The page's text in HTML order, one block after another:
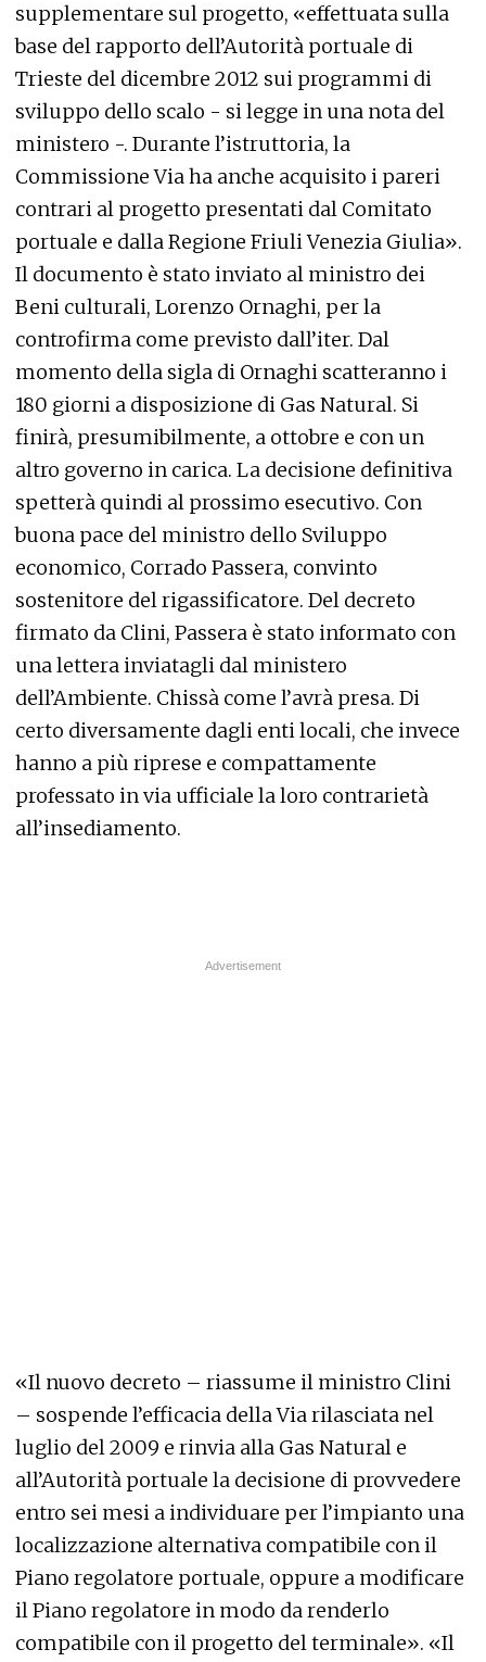
supplementare sul progetto, «effettuata sulla
base del rapporto dell’Autorità portuale di
Trieste del dicembre 2012 sui programmi di
sviluppo dello scalo - si legge in una nota del
ministero -. Durante l’istruttoria, la
Commissione Via ha anche acquisito i pareri
contrari al progetto presentati dal Comitato
portuale e dalla Regione Friuli Venezia Giulia».
Il documento è stato inviato al ministro dei
Beni culturali, Lorenzo Ornaghi, per la
controfirma come previsto dall’iter. Dal
momento della sigla di Ornaghi scatteranno i
180 giorni a disposizione di Gas Natural. Si
finirà, presumibilmente, a ottobre e con un
altro governo in carica. La decisione definitiva
spetterà quindi al prossimo esecutivo. Con
buona pace del ministro dello Sviluppo
economico, Corrado Passera, convinto
sostenitore del rigassificatore. Del decreto
firmato da Clini, Passera è stato informato con
una lettera inviatagli dal ministero
dell’Ambiente. Chissà come l’avrà presa. Di
certo diversamente dagli enti locali, che invece
hanno a più riprese e compattamente
professato in via ufficiale la loro contrarietà
all’insediamento.
«Il nuovo decreto – riassume il ministro Clini
– sospende l’efficacia della Via rilasciata nel
luglio del 2009 e rinvia alla Gas Natural e
all’Autorità portuale la decisione di provvedere
entro sei mesi a individuare per l’impianto una
localizzazione alternativa compatibile con il
Piano regolatore portuale, oppure a modificare
il Piano regolatore in modo da renderlo
compatibile con il progetto del terminale». «Il